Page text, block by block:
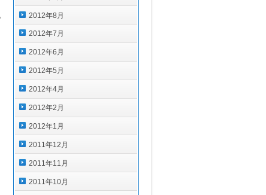
2012年8月
2012年7月
2012年6月
2012年5月
2012年4月
2012年2月
2012年1月
2011年12月
2011年11月
2011年10月